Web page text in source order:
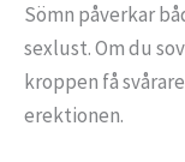
Sömn påverkar
sexlust. Om du
kroppen få
erektionen.